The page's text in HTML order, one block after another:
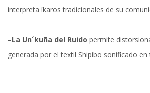
interpreta íkaros tradicionales de su
–La Un´kuña del Ruido permite
generada por el textil Shipibo sonificado